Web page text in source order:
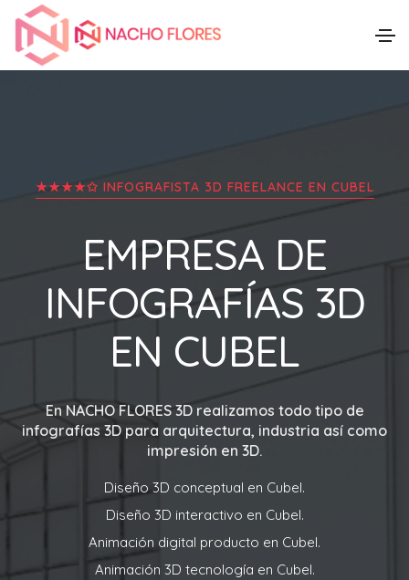
★★★★✩ INFOGRAFISTA 3D FREELANCE EN CUBEL
EMPRESA DE
INFOGRAFÍAS 3D
EN CUBEL
En NACHO FLORES 3Drealizamos todo tipo de
infografías 3D para arquitectura, industria así como
impresión en 3D.
Diseño 3D conceptual en Cubel.
Diseño 3D interactivo en Cubel.
Animación digital producto en Cubel.
Animación 3D tecnología en Cubel.